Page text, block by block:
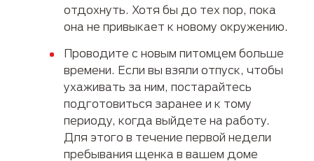
отдохнуть. Хотя бы до тех пор, пока
она не привыкает к новому окружению.
Проводите с новым питомцем больше
времени. Если вы взяли отпуск, чтобы
ухаживать за ним, постарайтесь
подготовиться заранее и к тому
периоду, когда выйдете на работу.
Для этого в течение первой недели
пребывания щенка в вашем доме